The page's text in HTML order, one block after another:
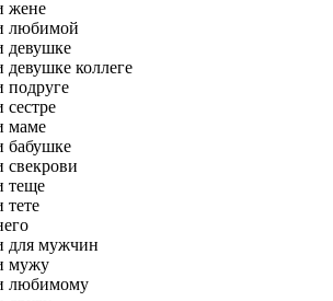
жене
любимой
девушке
девушке коллеге
подруге
маме
бабушке
свекрови
теще
тете
для мужчин
мужу
любимому